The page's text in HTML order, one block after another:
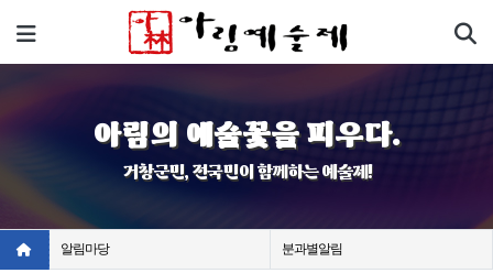
메뉴
아림의 예술꽃을 피우다.
거창군민, 전국민이 함께하는 예술제!
알림마당 분과별알림